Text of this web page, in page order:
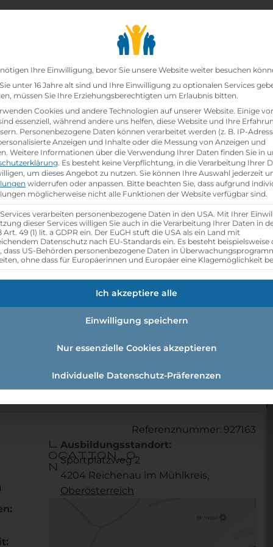
Lehrbetriebesearch
Schwerpunkt
Schwerpunkt
Referenznummer: 927163
l
ocation_o
n
Ausbildungsstandort:
Sportplatzweg 2
4204 Reichenau im Mühlkreis,
Ober­österreich
Datenschutz-
Ihre Einwilligung, bevor Sie unsere Website weiter besuchen
unter 16 Jahre alt sind und Ihre Einwilligung zu optionalen Services
müssen Sie Ihre Erziehungsberechtigten um Erlaubnis bitten.
Cookies und andere Technologien auf unserer Website. Einige
essenziell, während andere uns helfen, diese Website und Ihre
Personenbezogene Daten können verarbeitet werden (z. B. IP-
Anzeigen und Inhalte oder die Messung von Anzeigen und
Weitere Informationen über die Verwendung Ihrer Daten finden Sie in
. Es besteht keine Verpflichtung, in die Verarbeitung Ihrer
um dieses Angebot zu nutzen. Sie können Ihre Auswahl jederzeit
widerrufen oder anpassen. Bitte beachten Sie, dass aufgrund
möglicherweise nicht alle Funktionen der Website verfügbar sind.
verarbeiten personenbezogene Daten in den USA. Mit Ihrer
dieser Services willigen Sie auch in die Verarbeitung Ihrer Daten in
Art. 49 (1) lit. a GDPR ein. Der EuGH stuft die USA als ein Land mit
Datenschutz nach EU-Standards ein. Es besteht beispielsweise
dass US-Behörden personenbezogene Daten in
ohne dass für Europäerinnen und Europäer eine Klagemöglichkeit
Ich akzeptiere alle
Einwilligung speichern
Nur essenzielle Cookies akzeptieren
Individuelle Datenschutz-Präferenzen